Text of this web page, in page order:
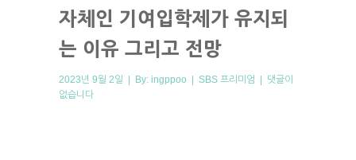
자체인 기여입학제가 유지되
는 이유 그리고 전망
2023년 9월 2일 | By: ingppoo | SBS 프리미엄 | 댓글이
없습니다